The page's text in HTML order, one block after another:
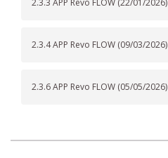
2.3.3 APP Revo FLOW (22/01/2026)
2.3.4 APP Revo FLOW (09/03/2026)
2.3.6 APP Revo FLOW (05/05/2026)